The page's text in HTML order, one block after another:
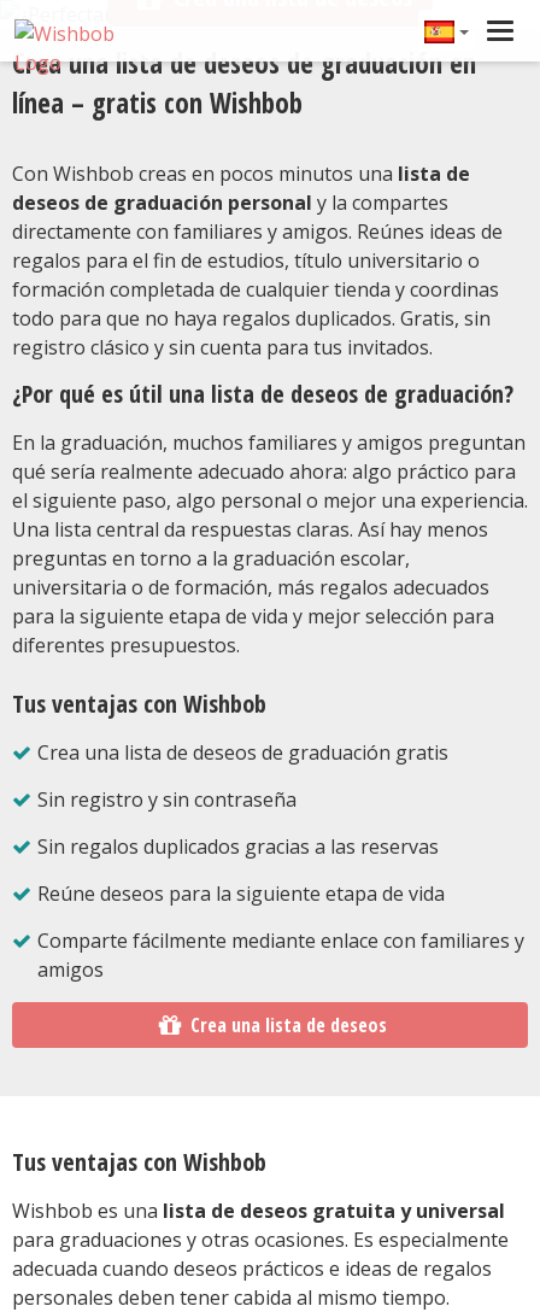
Crea una lista de deseos de graduación en
línea – gratis con Wishbob
Con Wishbob creas en pocos minutos una lista de
deseos de graduación personal y la compartes
directamente con familiares y amigos. Reúnes ideas de
regalos para el fin de estudios, título universitario o
formación completada de cualquier tienda y coordinas
todo para que no haya regalos duplicados. Gratis, sin
registro clásico y sin cuenta para tus invitados.
¿Por qué es útil una lista de deseos de graduación?
En la graduación, muchos familiares y amigos preguntan
qué sería realmente adecuado ahora: algo práctico para
el siguiente paso, algo personal o mejor una experiencia.
Una lista central da respuestas claras. Así hay menos
preguntas en torno a la graduación escolar,
universitaria o de formación, más regalos adecuados
para la siguiente etapa de vida y mejor selección para
diferentes presupuestos.
Tus ventajas con Wishbob
Crea una lista de deseos de graduación gratis
Sin registro y sin contraseña
Sin regalos duplicados gracias a las reservas
Reúne deseos para la siguiente etapa de vida
Comparte fácilmente mediante enlace con familiares y
amigos
Crea una lista de deseos
Tus ventajas con Wishbob
Wishbob es una lista de deseos gratuita y universal
para graduaciones y otras ocasiones. Es especialmente
adecuada cuando deseos prácticos e ideas de regalos
personales deben tener cabida al mismo tiempo.